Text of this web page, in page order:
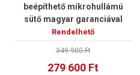
beépíthető mikrohullámú
sütő magyar garanciával
Rendelhető
349 900 Ft
279 600 Ft